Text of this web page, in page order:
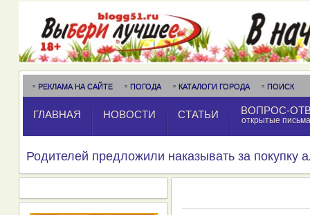
РЕКЛАМА НА САЙТЕ ПОГОДА КАТАЛОГИ ГОРОДА ПОИСК
ГЛАВНАЯ НОВОСТИ СТАТЬИ ВОПРОС-
открытые письма
Родителей предложили наказывать за покупку